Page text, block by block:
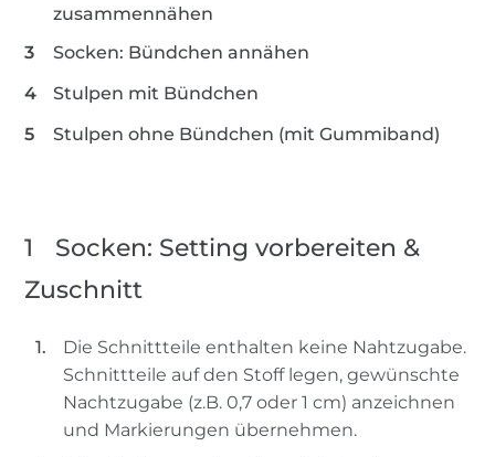
zusammennähen
Socken: Bündchen annähen
Stulpen mit Bündchen
Stulpen ohne Bündchen (mit Gummiband)
1
Socken: Setting vorbereiten &
Zuschnitt
Die Schnittteile enthalten keine Nahtzugabe.
Schnittteile auf den Stoff legen, gewünschte
Nachtzugabe (z.B. 0,7 oder 1 cm) anzeichnen
und Markierungen übernehmen.